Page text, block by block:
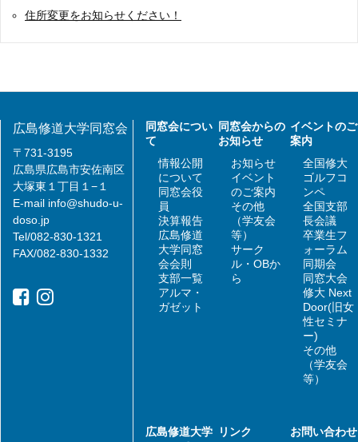
住所変更をお知らせください！
広島修道大学同窓会
〒731-3195
広島県広島市安佐南区
大塚東１丁目１−１
E-mail info@shudo-u-
doso.jp
Tel/082-830-1321
FAX/082-830-1332
同窓会につい
て
情報公開
について
同窓会役
員
決算報告
広島修道
大学同窓
会会則
支部一覧
アルマ・
ガゼット
同窓会からの
お知らせ
お知らせ
イベント
のご案内
その他
（学友会
等）
サーク
ル・OBか
ら
イベントのご
案内
全国修大
ゴルフコ
ンペ
全国支部
長会議
卒業生フ
ォーラム
同期会
同窓大会
修大 Next
Door(旧女
性セミナ
ー)
その他
（学友会
等）
広島修道大学
リンク お問い合わせ